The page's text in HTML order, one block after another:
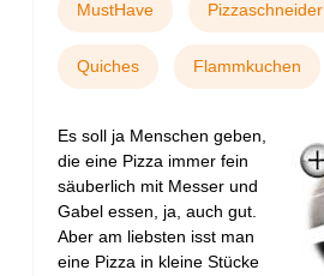
MustHave Pizzaschneider
Quiches Flammkuchen
Es soll ja Menschen geben,
die eine Pizza immer fein
säuberlich mit Messer und
Gabel essen, ja, auch gut.
Aber am liebsten isst man
eine Pizza in kleine Stücke